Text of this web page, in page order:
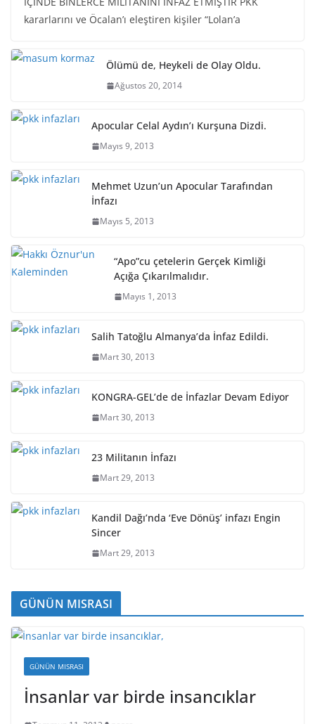
kararlarını ve Öcalan’ı eleştiren kişiler “Lolan’a
Ölümü de, Heykeli de Olay Oldu.
Ağustos 20, 2014
Apocular Celal Aydın’ı Kurşuna Dizdi.
Mayıs 9, 2013
Mehmet Uzun’un Apocular Tarafından
İnfazı
Mayıs 5, 2013
“Apo”cu çetelerin Gerçek Kimliği
Açığa Çıkarılmalıdır.
Mayıs 1, 2013
Salih Tatoğlu Almanya’da İnfaz Edildi.
Mart 30, 2013
KONGRA-GEL’de de İnfazlar Devam Ediyor
Mart 30, 2013
23 Militanın İnfazı
Mart 29, 2013
Kandil Dağı’nda ‘Eve Dönüş’ infazı Engin
Sincer
Mart 29, 2013
GÜNÜN MISRASI
GÜNÜN MISRASI
İnsanlar var birde insancıklar